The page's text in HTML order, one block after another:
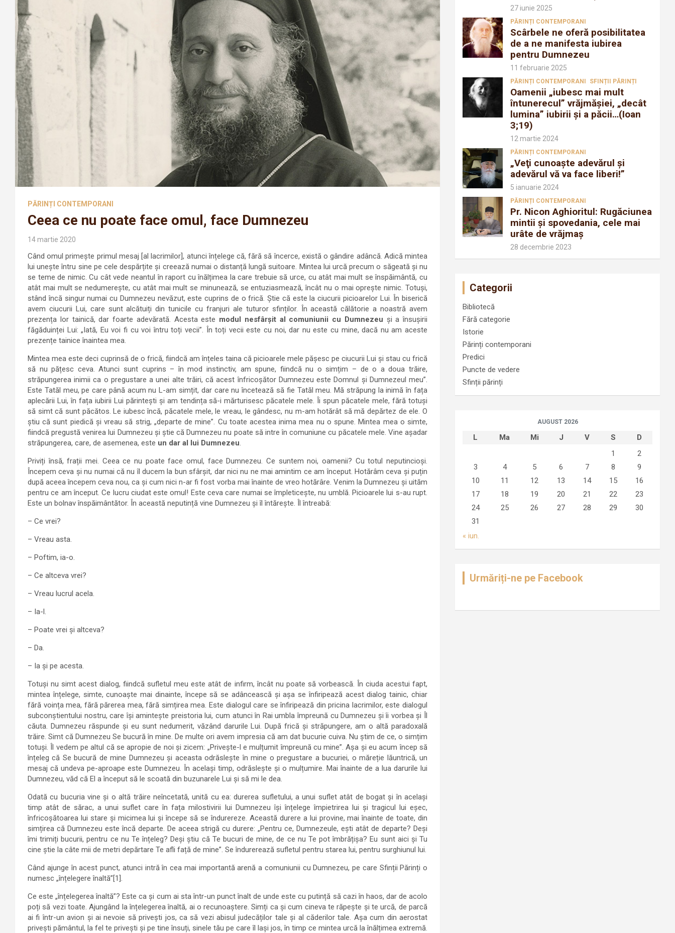
PĂRINȚI CONTEMPORANI
Ceea ce nu poate face omul, face Dumnezeu
14 martie 2020
Când omul primește primul mesaj [al lacrimilor], atunci înțelege că, fără să încerce, există o gândire adâncă. Adică mintea
lui unește întru sine pe cele despărțite și creează numai o distanță lungă suitoare. Mintea lui urcă precum o săgeată și nu
se teme de nimic. Cu cât vede neantul în raport cu înălțimea la care trebuie să urce, cu atât mai mult se înspăimântă, cu
atât mai mult se nedumerește, cu atât mai mult se minunează, se entuziasmează, încât nu o mai oprește nimic. Totuși,
stând încă singur numai cu Dumnezeu nevăzut, este cuprins de o frică. Știe că este la ciucurii picioarelor Lui. În biserică
avem ciucurii Lui, care sunt alcătuiți din tunicile cu franjuri ale tuturor sfinților. În această călătorie a noastră avem
prezența lor tainică, dar foarte adevărată. Acesta este modul nesfârșit al comuniunii cu Dumnezeu și a însușirii
făgăduinței Lui: „Iată, Eu voi fi cu voi întru toți vecii”. În toți vecii este cu noi, dar nu este cu mine, dacă nu am aceste
prezențe tainice înaintea mea.
Mintea mea este deci cuprinsă de o frică, fiindcă am înțeles taina că picioarele mele pășesc pe ciucurii Lui și stau cu frică
să nu pățesc ceva. Atunci sunt cuprins – în mod instinctiv, am spune, fiindcă nu o simțim – de o a doua trăire,
străpungerea inimii ca o pregustare a unei alte trăiri, că acest înfricoșător Dumnezeu este Domnul și Dumnezeul meu”.
Este Tatăl meu, pe care până acum nu L-am simțit, dar care nu încetează să fie Tatăl meu. Mă străpung la inimă în fața
aplecării Lui, în fața iubirii Lui părintești și am tendința să-i mărturisesc păcatele mele. Îi spun păcatele mele, fără totuși
să simt că sunt păcătos. Le iubesc încă, păcatele mele, le vreau, le gândesc, nu m-am hotărât să mă depărtez de ele. O
știu că sunt piedică și vreau să strig, „departe de mine”. Cu toate acestea inima mea nu o spune. Mintea mea o simte,
fiindcă pregustă venirea lui Dumnezeu și știe că Dumnezeu nu poate să intre în comuniune cu păcatele mele. Vine așadar
străpungerea, care, de asemenea, este un dar al lui Dumnezeu
Priviți însă, frații mei. Ceea ce nu poate face omul, face Dumnezeu. Ce suntem noi, oamenii? Cu totul neputincioși.
Începem ceva și nu numai că nu îl ducem la bun sfârșit, dar nici nu ne mai amintim ce am început. Hotărâm ceva și puțin
după aceea începem ceva nou, ca și cum nici n-ar fi fost vorba mai înainte de vreo hotărâre. Venim la Dumnezeu și uităm
pentru ce am început. Ce lucru ciudat este omul! Este ceva care numai se împleticește, nu umblă. Picioarele lui s-au rupt.
Este un bolnav înspăimântător. În această neputință vine Dumnezeu și îl întărește. Îl întreabă:
– Ce vrei?
– Vreau asta.
– Poftim, ia-o.
– Ce altceva vrei?
– Vreau lucrul acela.
– Ia-l.
– Poate vrei și altceva?
– Da.
– Ia și pe acesta.
Totuși nu simt acest dialog, fiindcă sufletul meu este atât de infirm, încât nu poate să vorbească. În ciuda acestui fapt,
mintea înțelege, simte, cunoaște mai dinainte, începe să se adâncească și așa se înfiripează acest dialog tainic, chiar
fără voința mea, fără părerea mea, fără simțirea mea. Este dialogul care se înfiripează din pricina lacrimilor, este dialogul
subconștientului nostru, care își amintește preistoria lui, cum atunci în Rai umbla împreună cu Dumnezeu și îi vorbea și Îl
căuta. Dumnezeu răspunde și eu sunt nedumerit, văzând darurile Lui. După frică și străpungere, am o altă paradoxală
trăire. Simt că Dumnezeu Se bucură în mine. De multe ori avem impresia că am dat bucurie cuiva. Nu știm de ce, o simțim
totuși. Îl vedem pe altul că se apropie de noi și zicem: „Privește-l e mulțumit împreună cu mine”. Așa și eu acum încep să
înțeleg că Se bucură de mine Dumnezeu și aceasta odrăslește în mine o pregustare a bucuriei, o măreție lăuntrică, un
mesaj că undeva pe-aproape este Dumnezeu. În același timp, odrăslește și o mulțumire. Mai înainte de a lua darurile lui
Dumnezeu, văd că El a început să le scoată din buzunarele Lui și să mi le dea.
Odată cu bucuria vine și o altă trăire neîncetată, unită cu ea: durerea sufletului, a unui suflet atât de bogat și în același
timp atât de sărac, a unui suflet care în fața milostivirii lui Dumnezeu își înțelege împietrirea lui și tragicul lui eșec,
înfricoșătoarea lui stare și micimea lui și începe să se îndurereze. Această durere a lui provine, mai înainte de toate, din
simțirea că Dumnezeu este încă departe. De aceea strigă cu durere: „Pentru ce, Dumnezeule, ești atât de departe? Deși
îmi trimiți bucurii, pentru ce nu Te înțeleg? Deși știu că Te bucuri de mine, de ce nu Te pot îmbrățișa? Eu sunt aici și Tu
cine știe la câte mii de metri depărtare Te afli față de mine”. Se îndurerează sufletul pentru starea lui, pentru surghiunul lui.
Când ajunge în acest punct, atunci intră în cea mai importantă arenă a comuniunii cu Dumnezeu, pe care Sfinții Părinți o
numesc „înțelegere înaltă”[1].
Ce este „înțelegerea înaltă”? Este ca și cum ai sta într-un punct înalt de unde este cu putință să cazi în haos, dar de acolo
poți să vezi toate. Ajungând la înțelegerea înaltă, ai o recunoaștere. Simți ca și cum cineva te răpește și te urcă, de parcă
ai fi într-un avion și ai nevoie să privești jos, ca să vezi abisul judecăților tale și al căderilor tale. Așa cum din aerostat
privești pământul, la fel te privești și pe tine însuți, sinele tău pe care îl lași jos, în timp ce mintea urcă la înălțimea extremă.
27 iunie 2025
PĂRINȚI CONTEMPORANI
Scârbele ne oferă posibilitatea
de a ne manifesta iubirea
pentru Dumnezeu
11 februarie 2025
PĂRINȚI CONTEMPORANI SFINȚII PĂRINȚI
Oamenii „iubesc mai mult
întunerecul” vrăjmăşiei, „decât
lumina” iubirii şi a păcii…(Ioan
3;19)
12 martie 2024
PĂRINȚI CONTEMPORANI
„Veţi cunoaşte adevărul şi
adevărul vă va face liberi!”
5 ianuarie 2024
PĂRINȚI CONTEMPORANI
Pr. Nicon Aghioritul: Rugăciunea
mintii și spovedania, cele mai
urâte de vrăjmaș
28 decembrie 2023
Categorii
Bibliotecă
Fără categorie
Istorie
Părinți contemporani
Predici
Puncte de vedere
Sfinții părinți
AUGUST 2026
L Ma Mi J V S
D
1
2
3
4 5 6 7 8
9
10
11 12 13 14 15
16
17
18 19 20 21 22
23
24
25 26 27 28 29
30
31
« iun.
Urmăriți-ne pe Facebook